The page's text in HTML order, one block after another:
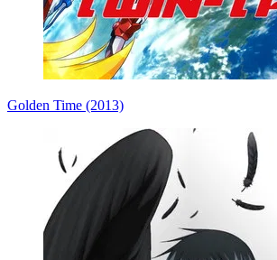
Golden Time (2013)